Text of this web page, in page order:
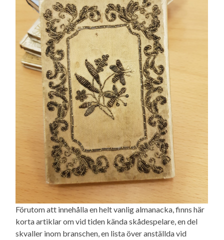
Förutom att innehålla en helt vanlig almanacka, finns här
korta artiklar om vid tiden kända skådespelare, en del
skvaller inom branschen, en lista över anställda vid